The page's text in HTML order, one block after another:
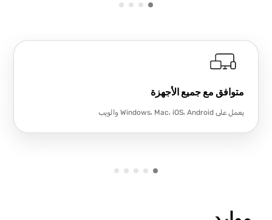
متوافق مع جميع الأجهزة
يعمل على Windows، Mac، iOS، Android والويب